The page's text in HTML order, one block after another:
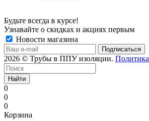
Будьте всегда в курсе!
Узнавайте о скидках и акциях первым
Новости магазина
2026 © Трубы в ППУ изоляции. Политика
Найти
0
0
0
Корзина